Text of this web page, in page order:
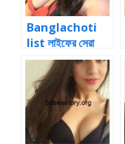
Banglachoti
list লাইফের সেরা
একদিনের ঘটনা